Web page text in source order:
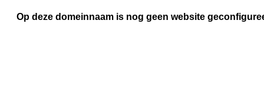
Op deze domeinnaam is nog geen website